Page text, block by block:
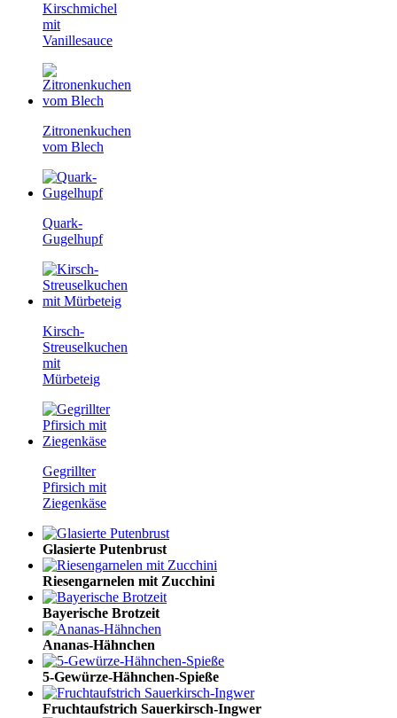
Kirschmichel
mit
Vanillesauce
Zitronenkuchen
vom Blech
Quark-
Gugelhupf
Kirsch-
Streuselkuchen
mit
Mürbeteig
Gegrillter
Pfirsich mit
Ziegenkäse
Glasierte Putenbrust
Riesengarnelen mit Zucchini
Bayerische Brotzeit
Ananas-Hähnchen
5-Gewürze-Hähnchen-Spieße
Fruchtaufstrich Sauerkirsch-Ingwer